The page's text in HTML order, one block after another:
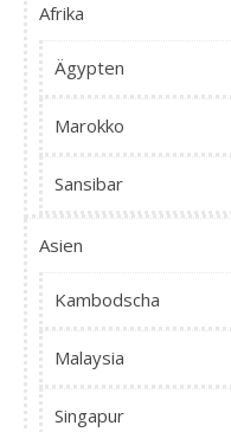
Afrika
Ägypten
Marokko
Sansibar
Asien
Kambodscha
Malaysia
Singapur